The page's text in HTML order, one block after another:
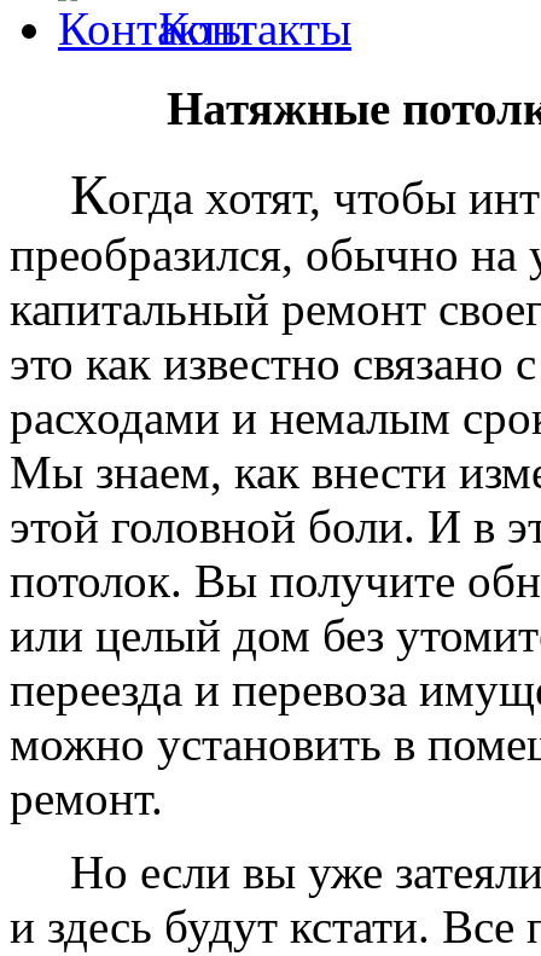
Контакты
Натяжные
Когда хотят, чтобы
преобразился, обычно на
капитальный ремонт
это как известно
расходами и немалым
Мы знаем, как внести
этой головной боли. И в
потолок. Вы получите
или целый дом без
переезда и перевоза
можно установить в
ремонт.
Но если вы уже
и здесь будут кстати.